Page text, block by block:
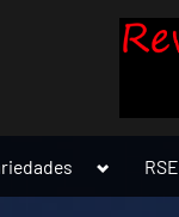
Toggle
menu
RSE